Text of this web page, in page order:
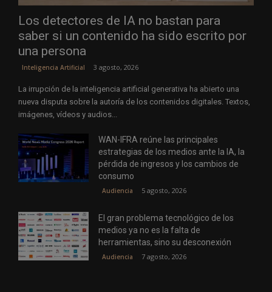
Los detectores de IA no bastan para
saber si un contenido ha sido escrito por
una persona
Inteligencia Artificial 3 agosto, 2026
La irrupción de la inteligencia artificial generativa ha abierto una
nueva disputa sobre la autoría de los contenidos digitales. Textos,
imágenes, vídeos y audios...
WAN-IFRA reúne las principales
estrategias de los medios ante la IA, la
pérdida de ingresos y los cambios de
consumo
Audiencia 5 agosto, 2026
El gran problema tecnológico de los
medios ya no es la falta de
herramientas, sino su desconexión
Audiencia 7 agosto, 2026